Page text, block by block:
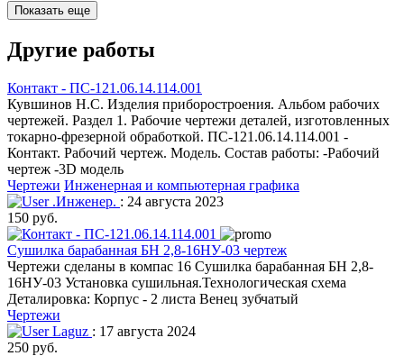
Показать еще
Другие работы
Контакт - ПС-121.06.14.114.001
Кувшинов Н.С. Изделия приборостроения. Альбом рабочих
чертежей. Раздел 1. Рабочие чертежи деталей, изготовленных
токарно-фрезерной обработкой. ПС-121.06.14.114.001 -
Контакт. Рабочий чертеж. Модель. Состав работы: -Рабочий
чертеж -3D модель
Чертежи Инженерная и компьютерная графика
.Инженер. : 24 августа 2023
150 руб.
Сушилка барабанная БН 2,8-16НУ-03 чертеж
Чертежи сделаны в компас 16 Сушилка барабанная БН 2,8-
16НУ-03 Установка сушильная.Технологическая схема
Деталировка: Корпус - 2 листа Венец зубчатый
Чертежи
Laguz : 17 августа 2024
250 руб.